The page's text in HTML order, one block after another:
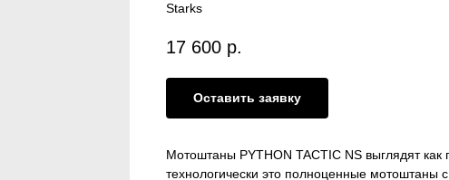
Starks
17 600 р.
Оставить заявку
Мотоштаны PYTHON TACTIC NS выглядят
технологически это полноценные мотоштаны